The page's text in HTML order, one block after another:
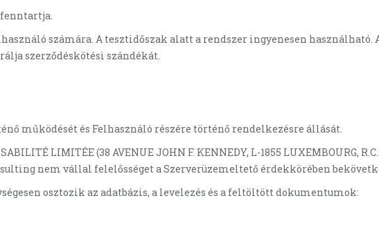
fenntartja.
számára. A tesztidőszak alatt a rendszer ingyenesen
szerződéskötési szándékát.
működését és Felhasználó részére történő rendelkezésre állását.
LIMITÉE (38 AVENUE JOHN F. KENNEDY, L-1855 LUXEMBOURG,
nem vállal felelősséget a Szerverüzemeltető érdekkörében
osztozik az adatbázis, a levelezés és a feltöltött dokumentumok: